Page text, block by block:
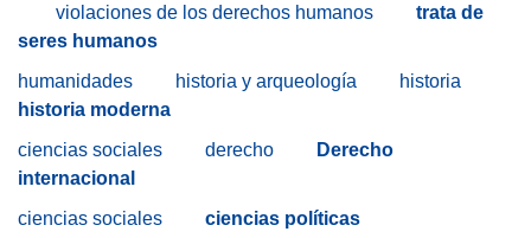
violaciones de los derechos humanos
trata de
seres humanos
humanidades
historia y arqueología
historia
historia moderna
ciencias sociales
derecho
Derecho
internacional
ciencias sociales
ciencias políticas